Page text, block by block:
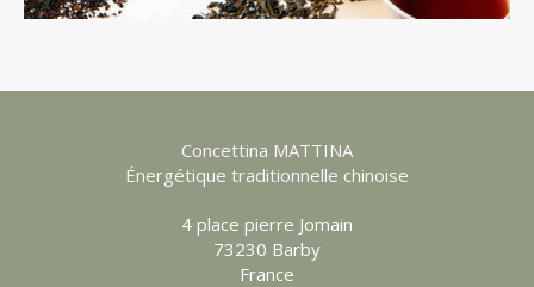
Concettina MATTINA
Énergétique traditionnelle chinoise
4 place pierre Jomain
73230 Barby
France